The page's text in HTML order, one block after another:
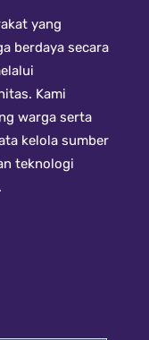
yang
berdaya secara
Kami
warga serta
kelola sumber
teknologi